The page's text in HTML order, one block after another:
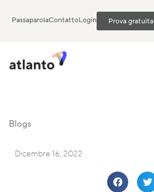
PassaparolaContattoLogin Prova gratuita
Blogs
Dicembre 16, 2022